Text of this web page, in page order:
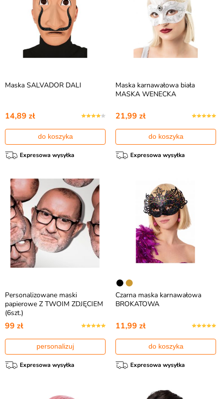
Maska SALVADOR DALI
14,89 zł
do koszyka
Expresowa wysyłka
Maska karnawałowa biała
MASKA WENECKA
21,99 zł
do koszyka
Expresowa wysyłka
Personalizowane maski
papierowe Z TWOIM ZDJĘCIEM
(6szt.)
99 zł
personalizuj
Expresowa wysyłka
Czarna maska karnawałowa
BROKATOWA
11,99 zł
do koszyka
Expresowa wysyłka